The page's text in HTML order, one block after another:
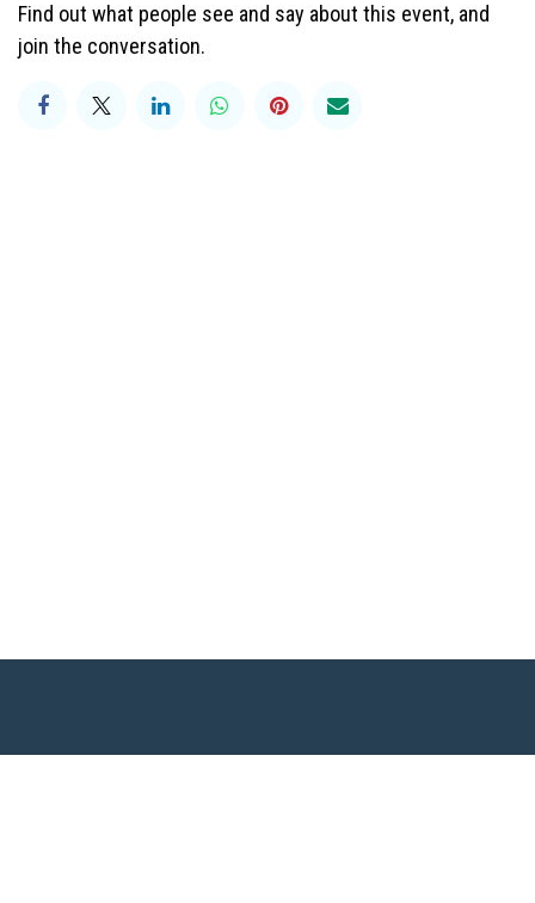
Find out what people see and say about this event, and
join the conversation.